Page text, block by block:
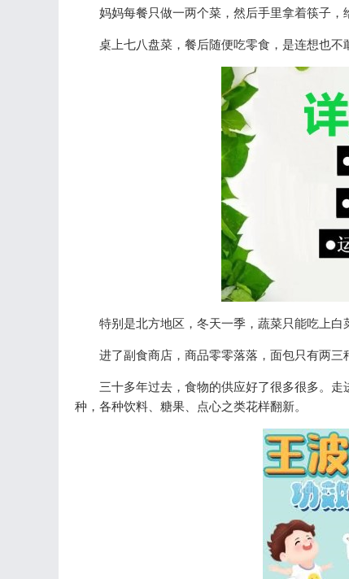
妈妈每餐只做一两个菜，然后手里拿着筷子，
桌上七八盘菜，餐后随便吃零食，是连想也不
特别是北方地区，冬天一季，蔬菜只能吃上白
进了副食商店，商品零零落落，面包只有两三
三十多年过去，食物的供应好了很多很多。
种，各种饮料、糖果、点心之类花样翻新。